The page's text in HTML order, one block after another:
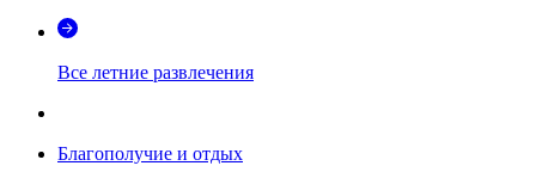
Все летние развлечения
Благополучие и отдых